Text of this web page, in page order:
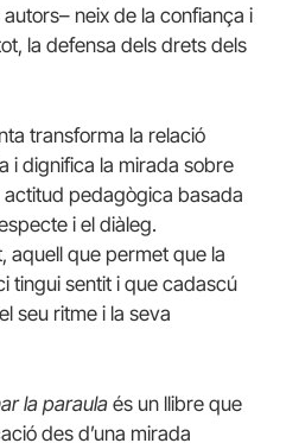
neix de la confiança i
la defensa dels drets dels
transforma la relació
i dignifica la mirada sobre
actitud pedagògica basada
i el diàleg.
aquell que permet que la
tingui sentit i que cadascú
seu ritme i la seva
la paraula és un llibre que
des d’una mirada